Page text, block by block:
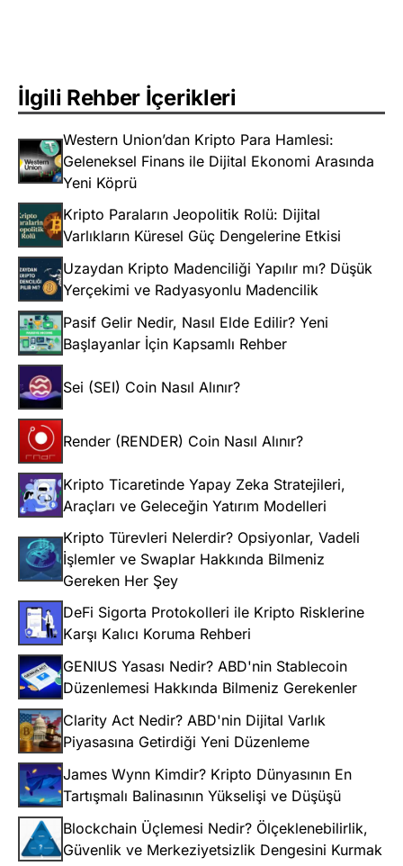
İlgili Rehber İçerikleri
Western Union’dan Kripto Para Hamlesi:
Geleneksel Finans ile Dijital Ekonomi Arasında
Yeni Köprü
Kripto Paraların Jeopolitik Rolü: Dijital
Varlıkların Küresel Güç Dengelerine Etkisi
Uzaydan Kripto Madenciliği Yapılır mı? Düşük
Yerçekimi ve Radyasyonlu Madencilik
Pasif Gelir Nedir, Nasıl Elde Edilir? Yeni
Başlayanlar İçin Kapsamlı Rehber
Sei (SEI) Coin Nasıl Alınır?
Render (RENDER) Coin Nasıl Alınır?
Kripto Ticaretinde Yapay Zeka Stratejileri,
Araçları ve Geleceğin Yatırım Modelleri
Kripto Türevleri Nelerdir? Opsiyonlar, Vadeli
İşlemler ve Swaplar Hakkında Bilmeniz
Gereken Her Şey
DeFi Sigorta Protokolleri ile Kripto Risklerine
Karşı Kalıcı Koruma Rehberi
GENIUS Yasası Nedir? ABD'nin Stablecoin
Düzenlemesi Hakkında Bilmeniz Gerekenler
Clarity Act Nedir? ABD'nin Dijital Varlık
Piyasasına Getirdiği Yeni Düzenleme
James Wynn Kimdir? Kripto Dünyasının En
Tartışmalı Balinasının Yükselişi ve Düşüşü
Blockchain Üçlemesi Nedir? Ölçeklenebilirlik,
Güvenlik ve Merkeziyetsizlik Dengesini Kurmak